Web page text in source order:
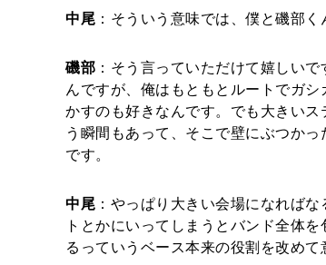
中尾 ：そういう意味では、僕と磯部
磯部 ：そう言っていただけて嬉しい
んですが、俺はもともとルートでガ
かすのも好きなんです。でも大きい
う瞬間もあって、そこで壁にぶつか
です。
中尾 ：やっぱり大きい会場になれば
トとかにいってしまうとバンド全体
るっていうベース本来の役割を改めて